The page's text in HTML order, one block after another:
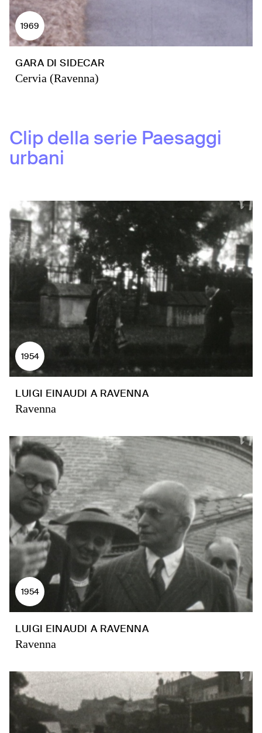
1969
GARA DI SIDECAR
Cervia (Ravenna)
Clip della serie Paesaggi
urbani
1954
LUIGI EINAUDI A RAVENNA
Ravenna
1954
LUIGI EINAUDI A RAVENNA
Ravenna